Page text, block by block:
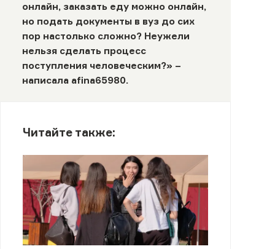
онлайн, заказать еду можно онлайн,
но подать документы в вуз до сих
пор настолько сложно? Неужели
нельзя сделать процесс
поступления человеческим?» –
написала afina65980.
Читайте также: